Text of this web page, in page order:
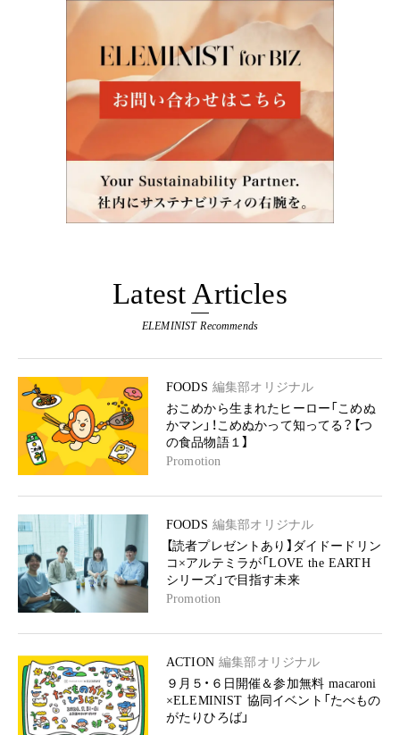
Latest Articles
ELEMINIST Recommends
FOODS 編集部オリジナル
おこめから生まれたヒーロー「こめぬ
かマン」！こめぬかって知ってる？【つ
の食品物語１】
Promotion
FOODS 編集部オリジナル
【読者プレゼントあり】ダイドードリン
コ×アルテミラが「LOVE the EARTH
シリーズ」で目指す未来
Promotion
ACTION 編集部オリジナル
９月５・６日開催＆参加無料 macaroni
×ELEMINIST 協同イベント「たべもの
がたりひろば」